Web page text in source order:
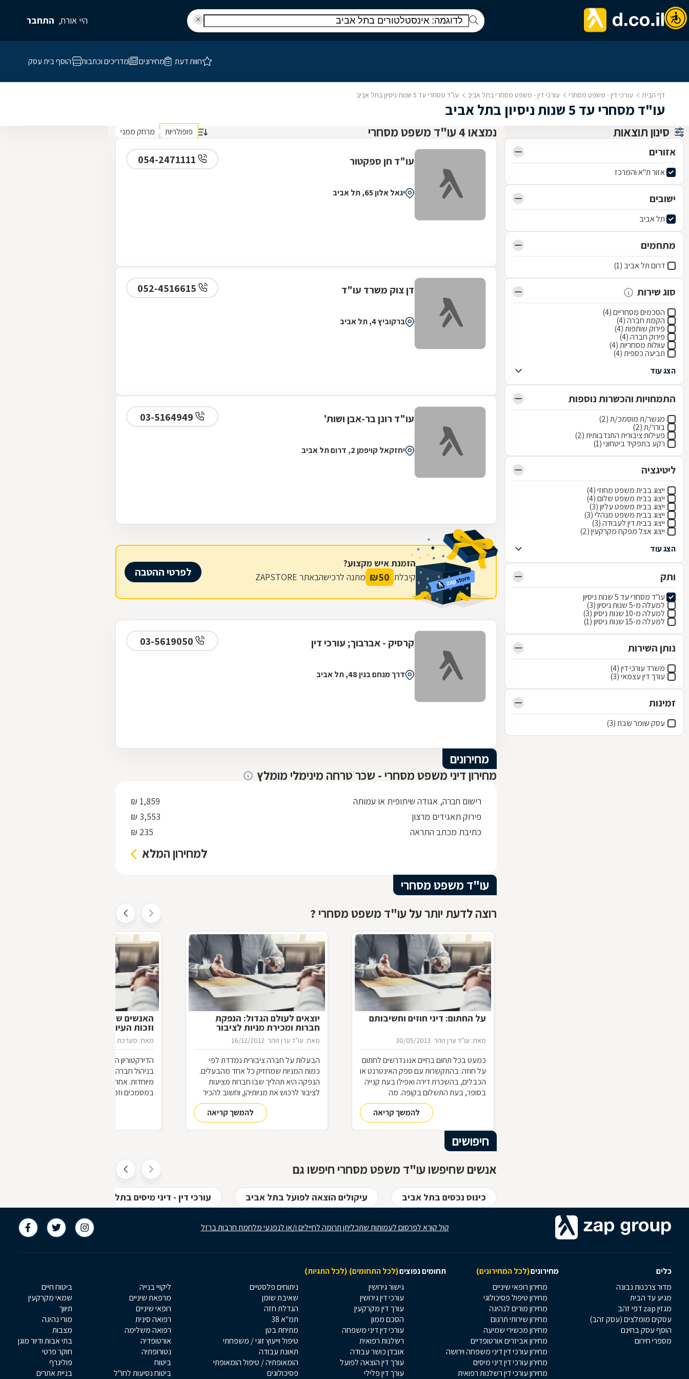
היי אורח, התחבר
חוות דעת מחירונים מדריכים וכתבות הוסף בית עסק
דף הבית עורכי דין - משפט מסחרי עורכי דין - משפט מסחרי בתל אביב עו"ד מסחרי עד 5 שנות ניסיון בתל אביב
עו"ד מסחרי עד 5 שנות ניסיון בתל אביב
סינון תוצאות
אזורים
אזור ת"א והמרכז
ישובים
תל אביב
מתחמים
דרום תל אביב (1)
סוג שירות
הסכמים מסחריים (4)
הקמת חברה (4)
פירוק שותפות (4)
פירוק חברה (4)
עוולות מסחריות (4)
תביעה כספית (4)
הצג עוד
התמחויות והכשרות נוספות
מגשר/ת מוסמכ/ת (2)
בורר/ת (2)
פעילות ציבורית התנדבותית (2)
רקע בתפקיד ביטחוני (1)
ליטיגציה
ייצוג בבית משפט מחוזי (4)
ייצוג בבית משפט שלום (4)
ייצוג בבית משפט עליון (3)
ייצוג בבית משפט מנהלי (3)
ייצוג בבית דין לעבודה (3)
ייצוג אצל מפקח מקרקעין (2)
הצג עוד
ותק
עו"ד מסחרי עד 5 שנות ניסיון
למעלה מ-5 שנות ניסיון (3)
למעלה מ-10 שנות ניסיון (3)
למעלה מ-15 שנות ניסיון (1)
נותן השירות
משרד עורכי דין (4)
עורך דין עצמאי (3)
זמינות
עסק שומר שבת (3)
נמצאו 4 עו"ד משפט מסחרי פופולריות מרחק ממני
עו"ד חן ספקטור
יגאל אלון 65, תל אביב
דן צוק משרד עו"ד
ברקוביץ 4, תל אביב
עו"ד רונן בר-אבן ושות'
יחזקאל קויפמן 2, דרום תל אביב
הזמנת איש מקצוע?
קיבלת 50
₪ מתנה לרכישהבאתר ZAPSTORE לפרטי ההטבה
קרסיק - אברבוך; עורכי דין
דרך מנחם בגין 48, תל אביב
מחירונים
מחירון דיני משפט מסחרי - שכר טרחה מינימלי מומלץ
רישום חברה, אגודה שיתופית או עמותה
1,859 ₪
פירוק תאגידים מרצון
3,553 ₪
כתיבת מכתב התראה
235 ₪
למחירון המלא
עו"ד משפט מסחרי
רוצה לדעת יותר על עו"ד משפט מסחרי ?
על החתום: דיני חוזים וחשיבותם
מאת: עו"ד ערן זוהר 30/05/2013
כמעט בכל תחום בחיים אנו נדרשים לחתום
על חוזה: בהתקשרות עם ספק האינטרנט או
הכבלים, בהשכרת דירה ואפילו בעת קנייה
בסופר, בעת התשלום בקופה. מה
המשמעות של היותנו צד בחוזה, מתי ניתן
להפר אותו והאם כל הסכם מחייב אותנו
להמשך קריאה
יוצאים לעולם הגדול: הנפקת
חברות ומכירת מניות לציבור
מאת: עו"ד ערן זוהר 16/12/2012
הבעלות על חברה ציבורית נמדדת לפי
כמות המניות שמחזיק כל אחד מהבעלים.
הנפקה היא תהליך שבו חברות מציעות
לציבור לרכוש את מניותיהן, וחשוב להכיר
את התקנות, החוקים והמגבלות הנוגעים
להמשך קריאה
האנשים שיודעים יותר: דירקטורים
וזכות העיון במסמכים
מאת: מערכת דפי זהב
הדירקטוריון הוא הגוף המשמעותי ביותר
בניהול חברה, ועל כן אנשיו נהנים מזכויות
מיוחדות. אחת מהן היא זכות העיון
במסמכים וזכות בדיקת הנכסים,
חיפושים
אנשים שחיפשו עו"ד משפט מסחרי חיפשו גם
כינוס נכסים בתל אביב עיקולים הוצאה לפועל בתל אביב עורכי דין - דיני מיסים בתל אביב
קול קורא לפרסום לעמותות שתכליתן תרומה לחיילים ו/או לנפגעי מלחמת חרבות ברזל
כלים מחירונים(לכל המחירונים) תחומים נפוצים(לכל התחומים) (לכל התגיות)
מדור צרכנות נבונה
מגיע עד הבית
מגזין zap דפי זהב
עסקים מומלצים (עסק זהב)
הוסף עסק בחינם
מספרי חירום
מחירון רופאי שיניים
מחירון טיפול פסיכולוגי
מחירון מורים לנהיגה
מחירון שירותי תרגום
מחירון מכשירי שמיעה
מחירון אביזרים אורטופדיים
מחירון עורכי דין דיני משפחה וירושה
מחירון עורכי דין דיני מיסים
מחירון עורכי דין רשלנות רפואית
גישור גירושין
עורכי דין גירושין
עורך דין מקרקעין
הסכם ממון
עורכי דין דיני משפחה
רשלנות רפואית
אובדן כושר עבודה
עורך דין הוצאה לפועל
עורך דין פלילי
ניתוחים פלסטיים
שאיבת שומן
הגדלת חזה
תמ"א 38
מתיחת בטן
טיפול וייעוץ זוגי / משפחתי
תאונת עבודה
הומאופתיה / טיפול הומאופתי
פסיכולוגים
ליקויי בנייה
מרפאת שיניים
רופאי שיניים
רפואה סינית
רפואה משלימה
אורטופדיה
נטורופתיה
ביטוח
ביטוח נסיעות לחו"ל
ביטוח חיים
שמאי מקרקעין
תיווך
מורי נהיגה
מצבות
בתי אבות ודיור מוגן
חוקר פרטי
פוליגרף
בניית אתרים